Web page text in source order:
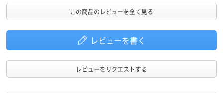
この商品のレビューを全て見る
レビューを書く
レビューをリクエストする